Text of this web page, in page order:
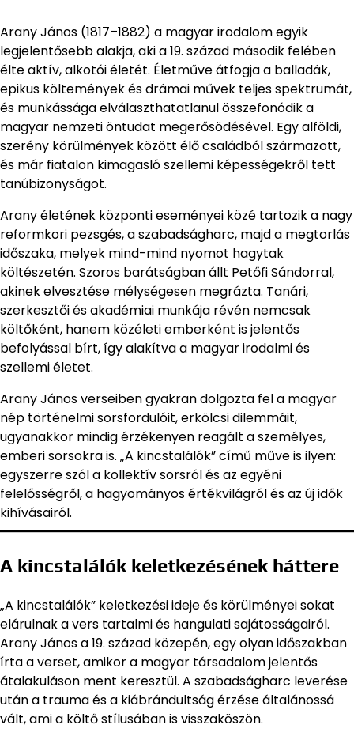
Arany János (1817–1882) a magyar irodalom egyik
legjelentősebb alakja, aki a 19. század második felében
élte aktív, alkotói életét. Életműve átfogja a balladák,
epikus költemények és drámai művek teljes spektrumát,
és munkássága elválaszthatatlanul összefonódik a
magyar nemzeti öntudat megerősödésével. Egy alföldi,
szerény körülmények között élő családból származott,
és már fiatalon kimagasló szellemi képességekről tett
tanúbizonyságot.
Arany életének központi eseményei közé tartozik a nagy
reformkori pezsgés, a szabadságharc, majd a megtorlás
időszaka, melyek mind-mind nyomot hagytak
költészetén. Szoros barátságban állt Petőfi Sándorral,
akinek elvesztése mélységesen megrázta. Tanári,
szerkesztői és akadémiai munkája révén nemcsak
költőként, hanem közéleti emberként is jelentős
befolyással bírt, így alakítva a magyar irodalmi és
szellemi életet.
Arany János verseiben gyakran dolgozta fel a magyar
nép történelmi sorsfordulóit, erkölcsi dilemmáit,
ugyanakkor mindig érzékenyen reagált a személyes,
emberi sorsokra is. „A kincstalálók” című műve is ilyen:
egyszerre szól a kollektív sorsról és az egyéni
felelősségről, a hagyományos értékvilágról és az új idők
kihívásairól.
A kincstalálók keletkezésének háttere
„A kincstalálók” keletkezési ideje és körülményei sokat
elárulnak a vers tartalmi és hangulati sajátosságairól.
Arany János a 19. század közepén, egy olyan időszakban
írta a verset, amikor a magyar társadalom jelentős
átalakuláson ment keresztül. A szabadságharc leverése
után a trauma és a kiábrándultság érzése általánossá
vált, ami a költő stílusában is visszaköszön.